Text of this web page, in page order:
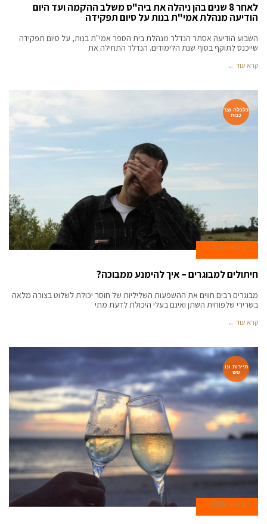
לאחר 8 שנים בהן ניהלה את ביה"ס משלב ההקמה ועד היום
הודיעה מנהלת אמי"ת בנות על סיום תפקידה
השבוע הודיעה אסתר הנדלר מנהלת בית הספר אמי"ת בנות, על סיום תפקידה
שייכנס לתוקף בסוף שנת הלימודים. הנדלר התחילה את
קרא עוד ←
כלכלה וצר
כנות
1 בינואר 2018
חיתולים למבוגרים – איך להימנע ממבוכה?
מבוגרים רבים חווים את ההשפעות השליליות של חוסר יכולת לשלוט בצורה מלאה
בשרירי שלפוחית השתן ואינם בעלי היכולת לדעת מתי
קרא עוד ←
תיירות ונו
פש
1 בינואר 2018